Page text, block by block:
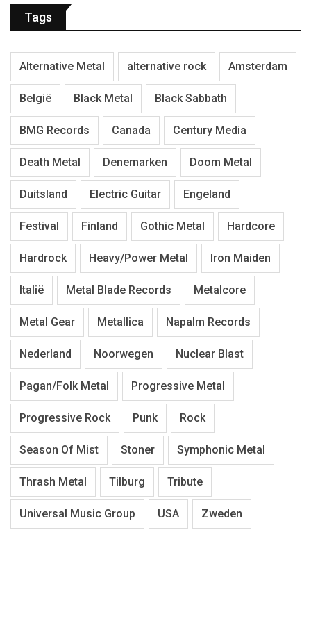
Tags
Alternative Metal alternative rock Amsterdam
België Black Metal Black Sabbath
BMG Records Canada Century Media
Death Metal Denemarken Doom Metal
Duitsland Electric Guitar Engeland
Festival Finland Gothic Metal Hardcore
Hardrock Heavy/Power Metal Iron Maiden
Italië Metal Blade Records Metalcore
Metal Gear Metallica Napalm Records
Nederland Noorwegen Nuclear Blast
Pagan/Folk Metal Progressive Metal
Progressive Rock Punk Rock
Season Of Mist Stoner Symphonic Metal
Thrash Metal Tilburg Tribute
Universal Music Group USA Zweden